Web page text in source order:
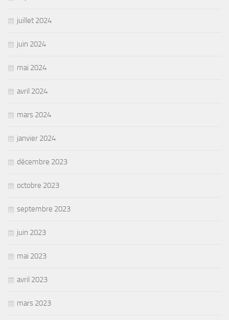
juillet 2024
juin 2024
mai 2024
avril 2024
mars 2024
janvier 2024
décembre 2023
octobre 2023
septembre 2023
juin 2023
mai 2023
avril 2023
mars 2023